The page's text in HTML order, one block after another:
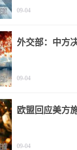
09-04
外交部：中方
09-04
欧盟回应美方
09-04